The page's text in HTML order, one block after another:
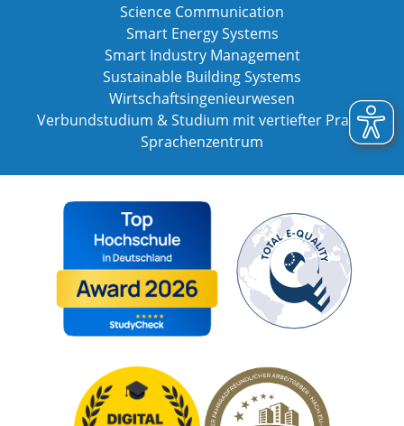
Science Communication
Smart Energy Systems
Smart Industry Management
Sustainable Building Systems
Wirtschaftsingenieurwesen
Verbundstudium & Studium mit vertiefter Praxis
Sprachenzentrum